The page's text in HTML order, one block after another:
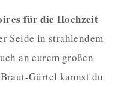
für die Hochzeit
Seide in strahlendem
an eurem großen
Gürtel kannst du